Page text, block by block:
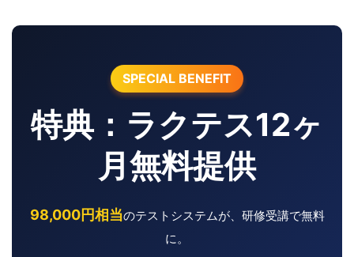
SPECIAL BENEFIT
特典：ラクテス12ヶ
月無料提供
98,000円相当のテストシステムが、研修受講で無料
に。